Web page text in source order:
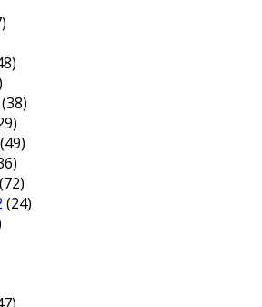
(38)
(49)
(72)
(24)